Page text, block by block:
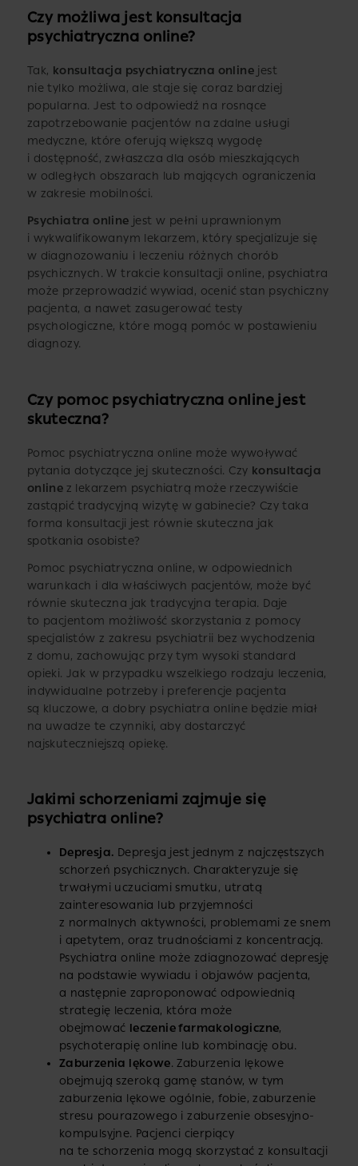
Czy możliwa jest konsultacja
psychiatryczna online?
Tak, konsultacja psychiatryczna onlinejest
nie tylko możliwa, ale staje się coraz bardziej
popularna. Jest to odpowiedź na rosnące
zapotrzebowanie pacjentów na zdalne usługi
medyczne, które oferują większą wygodę
i dostępność, zwłaszcza dla osób mieszkających
w odległych obszarach lub mających ograniczenia
w zakresie mobilności.
Psychiatra online jest w pełni uprawnionym
i wykwalifikowanym lekarzem, który specjalizuje się
w diagnozowaniu i leczeniu różnych chorób
psychicznych. W trakcie konsultacji online, psychiatra
może przeprowadzić wywiad, ocenić stan psychiczny
pacjenta, a nawet zasugerować testy
psychologiczne, które mogą pomóc w postawieniu
diagnozy.
Czy pomoc psychiatryczna online jest
skuteczna?
Pomoc psychiatryczna online może wywoływać
pytania dotyczące jej skuteczności. Czy konsultacja
online z lekarzem psychiatrą może rzeczywiście
zastąpić tradycyjną wizytę w gabinecie? Czy taka
forma konsultacji jest równie skuteczna jak
spotkania osobiste?
Pomoc psychiatryczna online, w odpowiednich
warunkach i dla właściwych pacjentów, może być
równie skuteczna jak tradycyjna terapia. Daje
to pacjentom możliwość skorzystania z pomocy
specjalistów z zakresu psychiatrii bez wychodzenia
z domu, zachowując przy tym wysoki standard
opieki. Jak w przypadku wszelkiego rodzaju leczenia,
indywidualne potrzeby i preferencje pacjenta
są kluczowe, a dobry psychiatra online będzie miał
na uwadze te czynniki, aby dostarczyć
najskuteczniejszą opiekę.
Jakimi schorzeniami zajmuje się
psychiatra online?
Depresja. Depresja jest jednym z najczęstszych
schorzeń psychicznych. Charakteryzuje się
trwałymi uczuciami smutku, utratą
zainteresowania lub przyjemności
z normalnych aktywności, problemami ze snem
i apetytem, oraz trudnościami z koncentracją.
Psychiatra online może zdiagnozować depresję
na podstawie wywiadu i objawów pacjenta,
a następnie zaproponować odpowiednią
strategię leczenia, która może
obejmować leczenie farmakologiczne,
psychoterapię online lub kombinację obu.
Zaburzenia lękowe. Zaburzenia lękowe
obejmują szeroką gamę stanów, w tym
zaburzenia lękowe ogólnie, fobie, zaburzenie
stresu pourazowego i zaburzenie obsesyjno-
kompulsyjne. Pacjenci cierpiący
na te schorzenia mogą skorzystać z konsultacji